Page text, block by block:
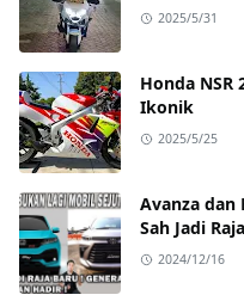
2025/5/31
Honda NSR
Ikonik
2025/5/25
Avanza dan
Sah Jadi
2024/12/16